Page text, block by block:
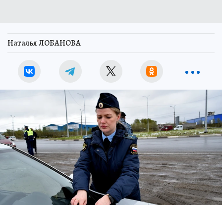
Наталья ЛОБАНОВА